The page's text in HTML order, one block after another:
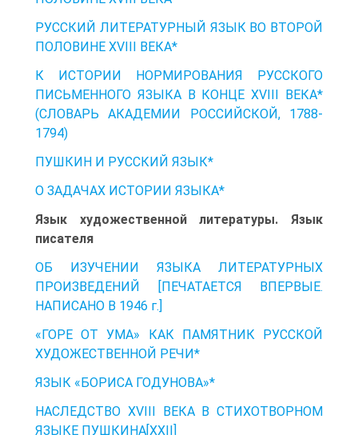
РУССКИЙ ЛИТЕРАТУРНЫЙ ЯЗЫК ВО ВТОРОЙ
ПОЛОВИНЕ XVIII ВЕКА*
К ИСТОРИИ НОРМИРОВАНИЯ РУССКОГО
ПИСЬМЕННОГО ЯЗЫКА В КОНЦЕ XVIII ВЕКА*
(СЛОВАРЬ АКАДЕМИИ РОССИЙСКОЙ, 1788-
1794)
ПУШКИН И РУССКИЙ ЯЗЫК*
О ЗАДАЧАХ ИСТОРИИ ЯЗЫКА*
Язык художественной литературы. Язык
писателя
ОБ ИЗУЧЕНИИ ЯЗЫКА ЛИТЕРАТУРНЫХ
ПРОИЗВЕДЕНИЙ [ПЕЧАТАЕТСЯ ВПЕРВЫЕ.
НАПИСАНО В 1946 г.]
«ГОРЕ ОТ УМА» КАК ПАМЯТНИК РУССКОЙ
ХУДОЖЕСТВЕННОЙ РЕЧИ*
ЯЗЫК «БОРИСА ГОДУНОВА»*
НАСЛЕДСТВО XVIII ВЕКА В СТИХОТВОРНОМ
ЯЗЫКЕ ПУШКИНА[XXII]